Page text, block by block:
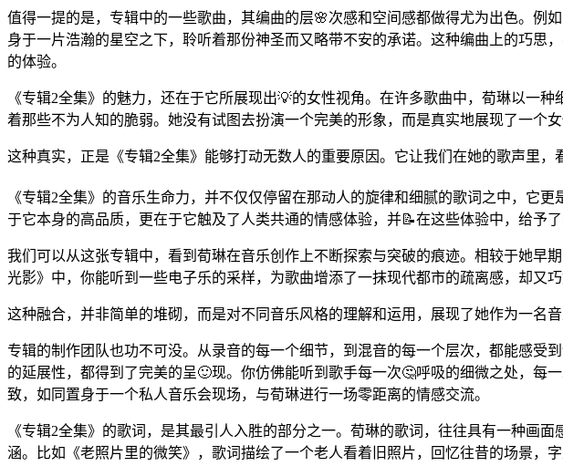
值得一提的是，专辑中的一些歌曲，其编曲的层🌸次感和空间感都做得尤为出色。例
身于一片浩瀚的星空之下，聆听着那份神圣而又略带不安的承诺。这种编曲上的巧
的体验。
《专辑2全集》的魅力，还在于它所展现出💡的女性视角。在许多歌曲中，荀琳以一
着那些不为人知的脆弱。她没有试图去扮演一个完美的形象，而是真实地展现了一个
这种真实，正是《专辑2全集》能够打动无数人的重要原因。它让我们在她的歌声里，
《专辑2全集》的音乐生命力，并不仅仅停留在那动人的旋律和细腻的歌词之中，它
于它本身的高品质，更在于它触及了人类共通的情感体验，并📝在这些体验中，给予
我们可以从这张专辑中，看到荀琳在音乐创作上不断探索与突破的痕迹。相较于她早
光影》中，你能听到一些电子乐的采样，为歌曲增添了一抹现代都市的疏离感，却又
这种融合，并非简单的堆砌，而是对不同音乐风格的理解和运用，展现了她作为一名
专辑的制作团队也功不可没。从录音的每一个细节，到混音的每一个层次，都能感受
的延展性，都得到了完美的呈🙂现。你仿佛能听到歌手每一次🤔呼吸的细微之处，
致，如同置身于一个私人音乐会现场，与荀琳进行一场零距离的情感交流。
《专辑2全集》的歌词，是其最引人入胜的部分之一。荀琳的歌词，往往具有一种画
涵。比如《老照片里的微笑》，歌词描绘了一个老人看着旧照片，回忆往昔的场景，